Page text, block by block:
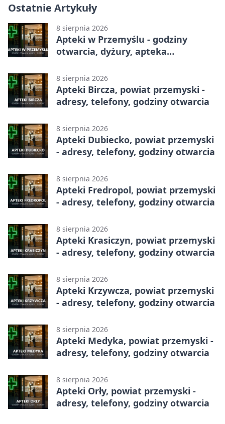
Ostatnie Artykuły
8 sierpnia 2026
Apteki w Przemyślu - godziny
otwarcia, dyżury, apteka
8 sierpnia 2026
Apteki Bircza, powiat przemyski -
adresy, telefony, godziny otwarcia
8 sierpnia 2026
Apteki Dubiecko, powiat przemyski
- adresy, telefony, godziny otwarcia
8 sierpnia 2026
Apteki Fredropol, powiat przemyski
- adresy, telefony, godziny otwarcia
8 sierpnia 2026
Apteki Krasiczyn, powiat przemyski
- adresy, telefony, godziny otwarcia
8 sierpnia 2026
Apteki Krzywcza, powiat przemyski
- adresy, telefony, godziny otwarcia
8 sierpnia 2026
Apteki Medyka, powiat przemyski -
adresy, telefony, godziny otwarcia
8 sierpnia 2026
Apteki Orły, powiat przemyski -
adresy, telefony, godziny otwarcia